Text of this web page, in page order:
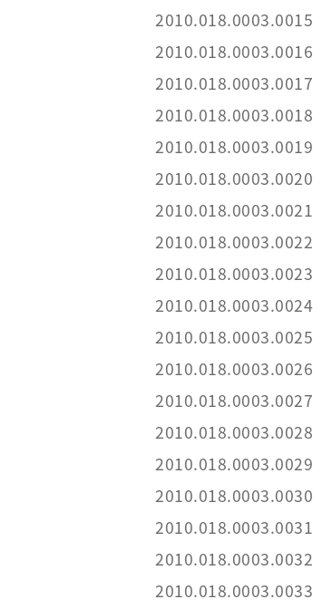
2010.018.0003.0015
2010.018.0003.0016
2010.018.0003.0017
2010.018.0003.0018
2010.018.0003.0019
2010.018.0003.0020
2010.018.0003.0021
2010.018.0003.0022
2010.018.0003.0023
2010.018.0003.0024
2010.018.0003.0025
2010.018.0003.0026
2010.018.0003.0027
2010.018.0003.0028
2010.018.0003.0029
2010.018.0003.0030
2010.018.0003.0031
2010.018.0003.0032
2010.018.0003.0033